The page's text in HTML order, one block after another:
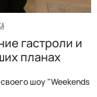
гастроли и
планах
шоу "Weekends